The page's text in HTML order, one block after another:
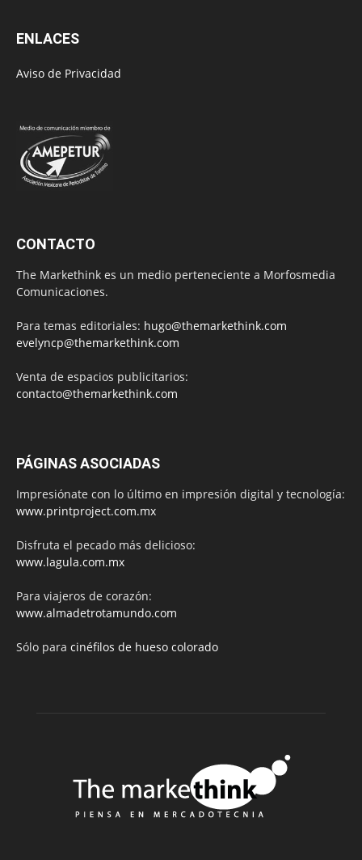
ENLACES
Aviso de Privacidad
CONTACTO
The Markethink es un medio perteneciente a Morfosmedia
Comunicaciones.
Para temas editoriales: hugo@themarkethink.com
evelyncp@themarkethink.com
Venta de espacios publicitarios:
contacto@themarkethink.com
PÁGINAS ASOCIADAS
Impresiónate con lo último en impresión digital y tecnología:
www.printproject.com.mx
Disfruta el pecado más delicioso:
www.lagula.com.mx
Para viajeros de corazón:
www.almadetrotamundo.com
Sólo para cinéfilos de hueso colorado